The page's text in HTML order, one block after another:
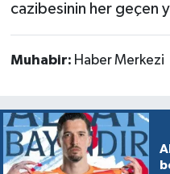
cazibesinin her geçen
Muhabir: Haber Merkezi